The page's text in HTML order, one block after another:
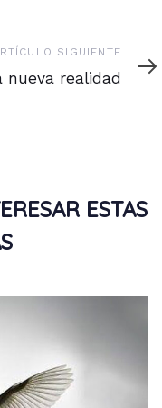
SIGUIENTE
nueva realidad
ESTAS